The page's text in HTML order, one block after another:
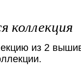
коллекция
из 2